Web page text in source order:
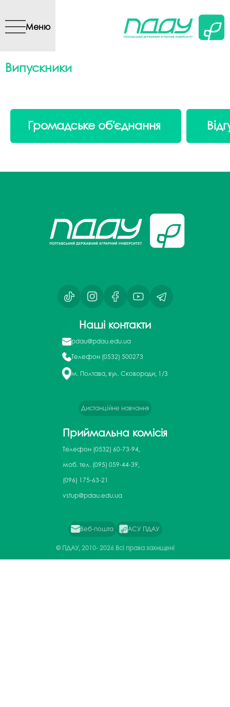
вмісту
Меню
Випускники
Громадське об'єднання
Наші контакти
pdau@pdau.edu.ua
Телефон (0532) 500273
м. Полтава, вул. Сковороди, 1/3
Дистанційне навчання
Приймальна комісія
Телефон (0532) 60-73-94,
моб. тел. (095) 059-44-39,
(096) 175-63-21
vstup@pdau.edu.ua
Веб-пошта АСУ ПДАУ
© ПДАУ, 2010-2026 Всі права захищені